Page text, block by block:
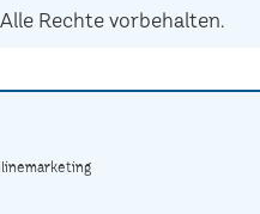
Rechte vorbehalten.